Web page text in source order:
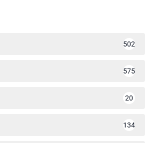
502
575
20
134